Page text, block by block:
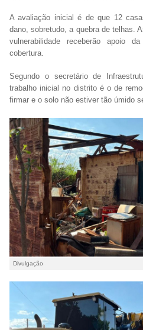
A avaliação inicial é de que 12
dano, sobretudo, a quebra de telhas.
vulnerabilidade receberão apoio
cobertura.
Segundo o secretário de
trabalho inicial no distrito é o de
firmar e o solo não estiver tão úmido
Divulgação